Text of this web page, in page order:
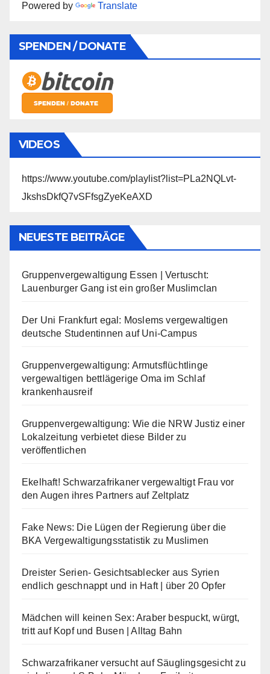
Powered by Translate
SPENDEN / DONATE
VIDEOS
https://www.youtube.com/playlist?list=PLa2NQLvt-
JkshsDkfQ7vSFfsgZyeKeAXD
NEUESTE BEITRÄGE
Gruppenvergewaltigung Essen | Vertuscht:
Lauenburger Gang ist ein großer Muslimclan
Der Uni Frankfurt egal: Moslems vergewaltigen
deutsche Studentinnen auf Uni-Campus
Gruppenvergewaltigung: Armutsflüchtlinge
vergewaltigen bettlägerige Oma im Schlaf
krankenhausreif
Gruppenvergewaltigung: Wie die NRW Justiz einer
Lokalzeitung verbietet diese Bilder zu
veröffentlichen
Ekelhaft! Schwarzafrikaner vergewaltigt Frau vor
den Augen ihres Partners auf Zeltplatz
Fake News: Die Lügen der Regierung über die
BKA Vergewaltigungsstatistik zu Muslimen
Dreister Serien- Gesichtsablecker aus Syrien
endlich geschnappt und in Haft | über 20 Opfer
Mädchen will keinen Sex: Araber bespuckt, würgt,
tritt auf Kopf und Busen | Alltag Bahn
Schwarzafrikaner versucht auf Säuglingsgesicht zu